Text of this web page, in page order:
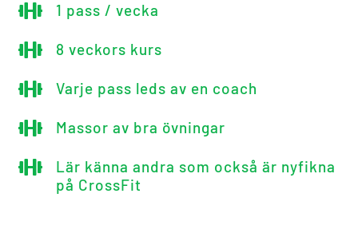
 1 pass / vecka
 8 veckors kurs
 Varje pass leds av en coach
 Massor av bra övningar

Lär känna andra som också är nyfikna
på CrossFit